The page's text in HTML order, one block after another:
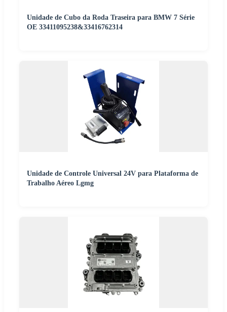
Unidade de Cubo da Roda Traseira para BMW 7 Série
OE 33411095238&33416762314
Unidade de Controle Universal 24V para Plataforma de
Trabalho Aéreo Lgmg